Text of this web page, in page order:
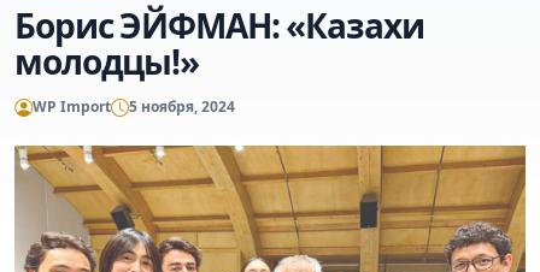
Борис ЭЙФМАН: «Казахи
молодцы!»
WP Import 5 ноября, 2024